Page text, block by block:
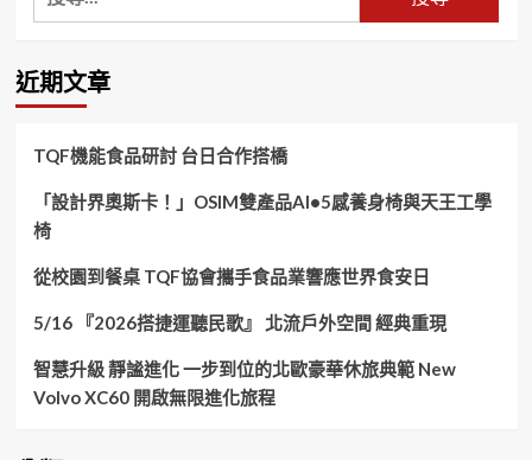
尋
鍵
字:
近期文章
TQF機能食品研討 台日合作搭橋
「設計界奧斯卡！」OSIM雙產品AI•5感養身椅與天王工學
椅
從校園到餐桌 TQF協會攜手食品業響應世界食安日
5/16 『2026搭捷運聽民歌』 北流戶外空間 經典重現
智慧升級 靜謐進化 一步到位的北歐豪華休旅典範 New
Volvo XC60 開啟無限進化旅程